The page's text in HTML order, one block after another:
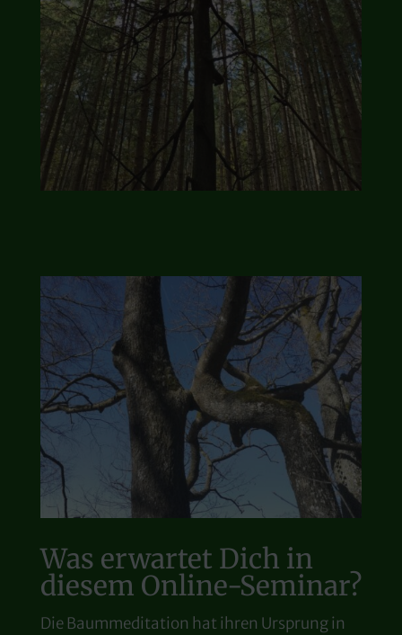
Was erwartet Dich in
diesem Online-Seminar?
Die Baummeditation hat ihren Ursprung in